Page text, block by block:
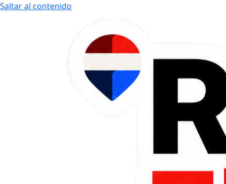
Saltar al contenido